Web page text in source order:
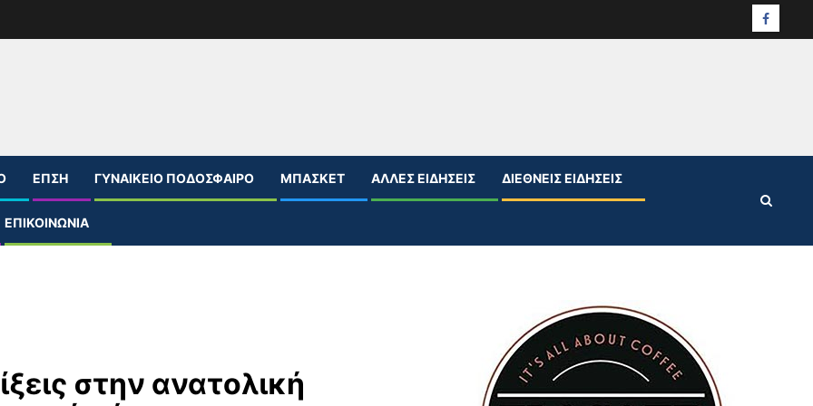
ΕΠΣΗ ΓΥΝΑΙΚΕΊΟ ΠΟΔΌΣΦΑΙΡΟ ΜΠΆΣΚΕΤ ΆΛΛΕΣ ΕΙΔΉΣΕΙΣ ΔΙΕΘΝΕΊΣ ΕΙΔΉΣΕΙΣ
ΕΠΙΚΟΙΝΩΝΊΑ
στην ανατολική